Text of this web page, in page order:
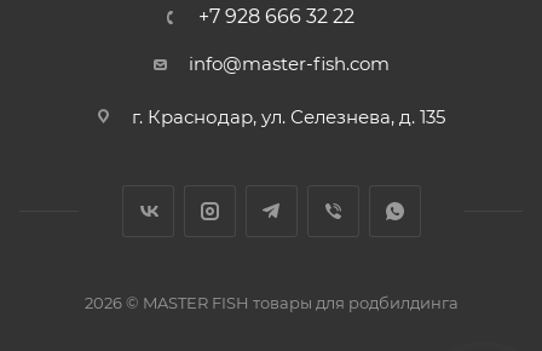
+7 928 666 32 22
info@master-fish.com
г. Краснодар, ул. Селезнева, д. 135
2026 © MASTER FISH товары для родбилдинга